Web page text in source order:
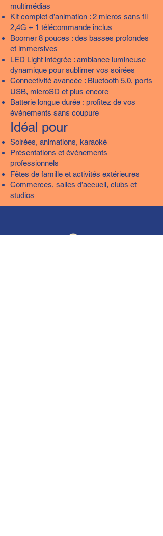
multimédias
Kit complet d’animation : 2 micros sans fil
2,4G + 1 télécommande inclus
Boomer 8 pouces : des basses profondes
et immersives
LED Light intégrée : ambiance lumineuse
dynamique pour sublimer vos soirées
Connectivité avancée : Bluetooth 5.0, ports
USB, microSD et plus encore
Batterie longue durée : profitez de vos
événements sans coupure
Idéal pour
Soirées, animations, karaoké
Présentations et événements
professionnels
Fêtes de famille et activités extérieures
Commerces, salles d’accueil, clubs et
studios